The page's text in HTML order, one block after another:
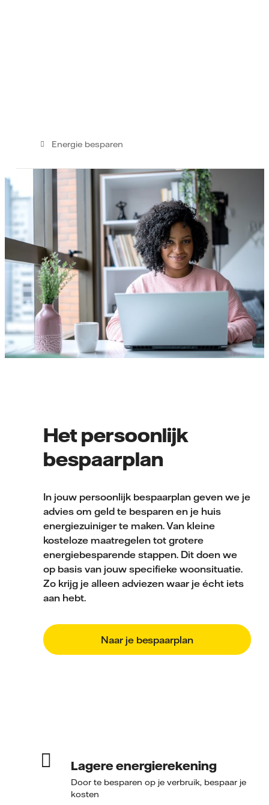
Energie besparen
Het persoonlijk
bespaarplan
In jouw persoonlijk bespaarplan geven we je
advies om geld te besparen en je huis
energiezuiniger te maken. Van kleine
kosteloze maatregelen tot grotere
energiebesparende stappen. Dit doen we
op basis van jouw specifieke woonsituatie.
Zo krijg je alleen adviezen waar je écht iets
aan hebt.
Naar je bespaarplan
Lagere energierekening
Door te besparen op je verbruik, bespaar je
kosten